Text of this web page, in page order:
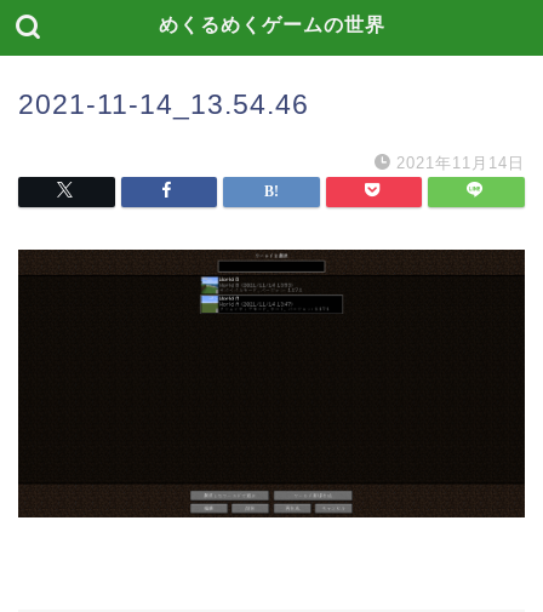
めくるめくゲームの世界
2021-11-14_13.54.46
2021年11月14日